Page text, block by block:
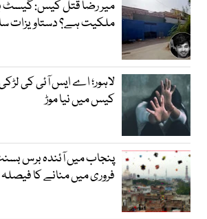
میر رضا قتل کیس:
ملکیت ہے؟ دستاویزات
لاہور؛ اے ایس آئی کی
کیس میں نیا موڑ
پنجاب میں آئندہ برس
فروری میں منانے کا فیصلہ